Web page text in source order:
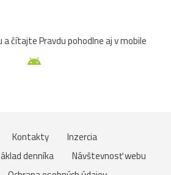
čítajte Pravdu pohodlne aj v mobile
Kontakty
Inzercia
denníka
Návštevnosť webu